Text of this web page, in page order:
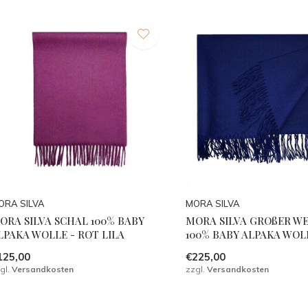
SILVA
SILVA SCHAL 100% BABY
WOLLE - ROT LILA
Versandkosten
MORA SILVA
MORA SILVA GROßER
100% BABY ALPAKA
€225,00
zzgl. Versandkosten